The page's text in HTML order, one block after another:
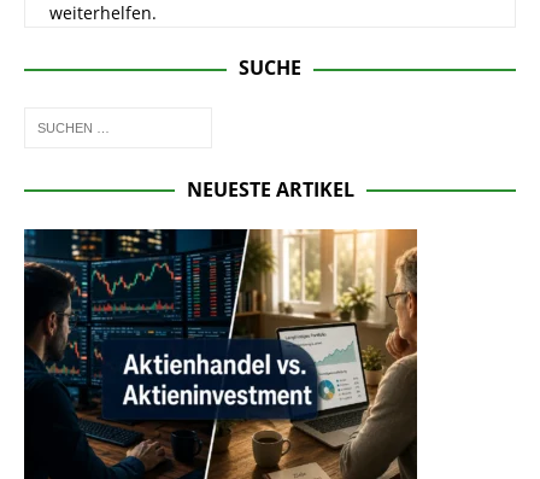
weiterhelfen.
SUCHE
NEUESTE ARTIKEL